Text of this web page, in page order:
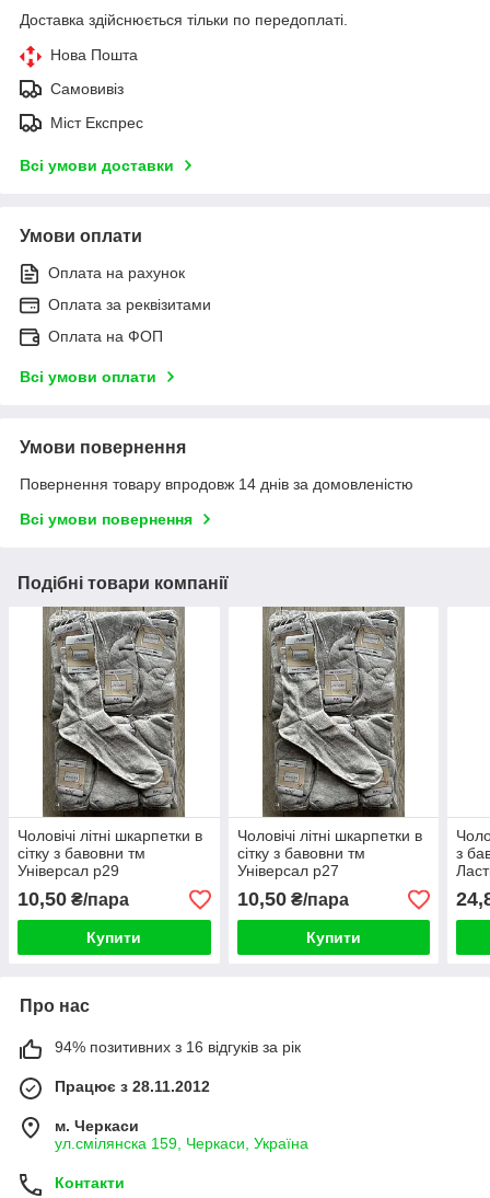
Доставка здійснюється тільки по передоплаті.
Нова Пошта
Самовивіз
Міст Експрес
Всі умови доставки
Умови оплати
Оплата на рахунок
Оплата за реквізитами
Оплата на ФОП
Всі умови оплати
Умови повернення
Повернення товару впродовж 14 днів за домовленістю
Всі умови повернення
Подібні товари компанії
Чоловічі літні шкарпетки в
сітку з бавовни тм
Універсал р29
10,50 ₴/пара
Купити
Чоловічі літні шкарпетки в
сітку з бавовни тм
Універсал р27
10,50₴/пара
Купити
з
Про нас
94% позитивних з 16 відгуків за рік
Працює з 28.11.2012
м. Черкаси
ул.смілянска 159, Черкаси, Україна
Контакти